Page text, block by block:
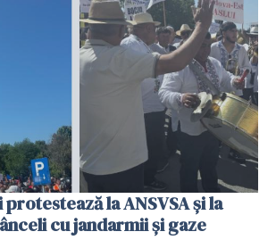
la ANSVSA și la
cu jandarmii și gaze